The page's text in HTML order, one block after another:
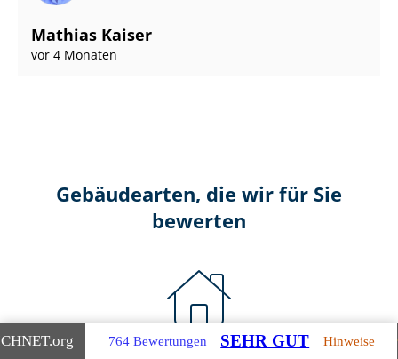
Mathias Kaiser
vor 4 Monaten
Gebäudearten, die wir für Sie
bewerten
.org 764 Bewertungen SEHR GUT Hinweise